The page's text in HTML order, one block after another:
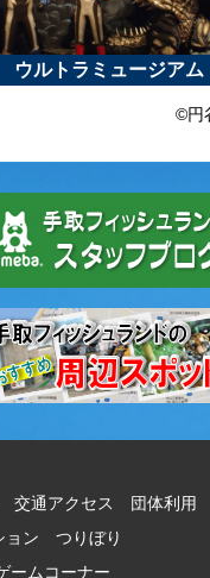
ウルトラミュージアム
©円
交通アクセス
団体利用
ョン
つりぼり
ームコーナー